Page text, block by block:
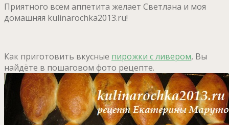
Приятного всем аппетита желает Светлана и моя
домашняя kulinarochka2013.ru!
Как приготовить вкусные пирожки с ливером, Вы
найдёте в пошаговом фото рецепте.